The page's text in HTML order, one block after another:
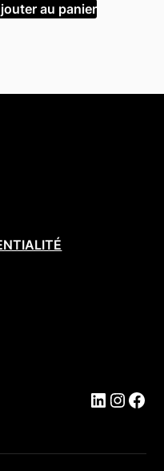
au panier
https://